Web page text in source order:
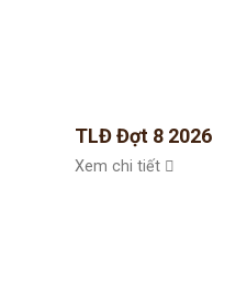
TLĐ Đợt 8 2026
Xem chi tiết